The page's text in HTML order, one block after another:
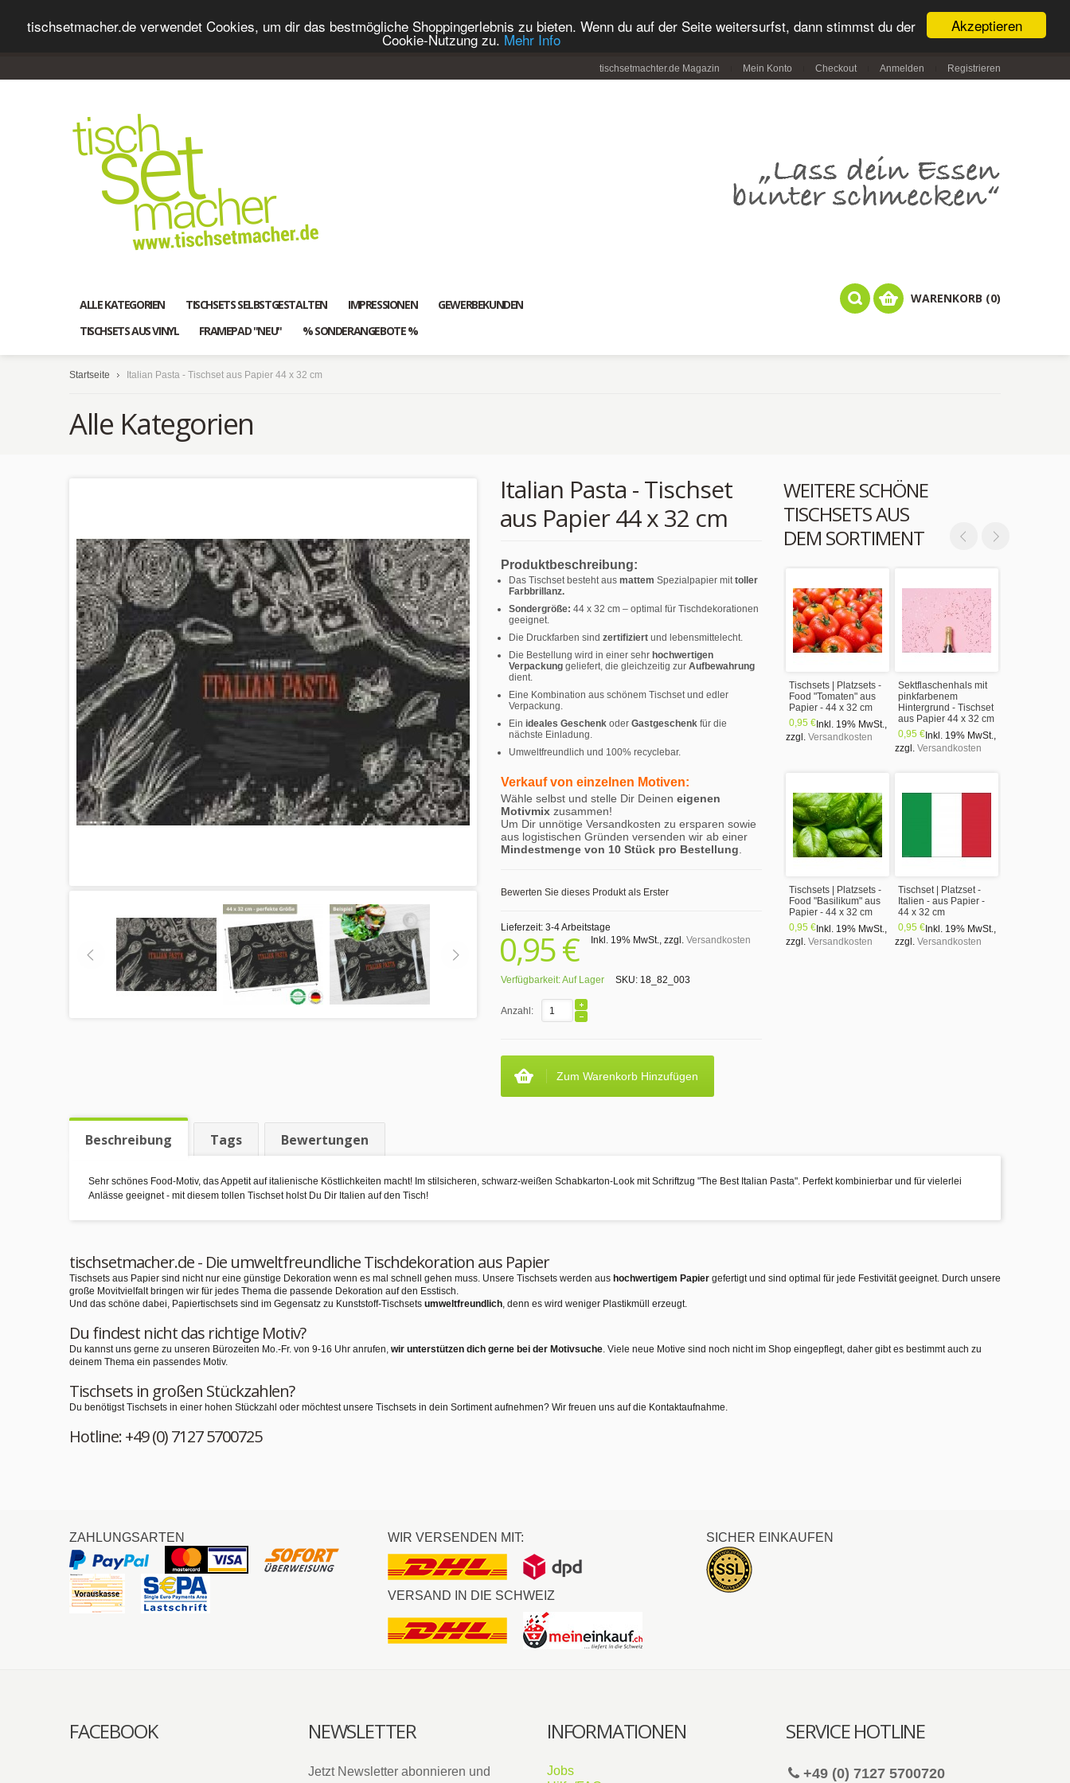
Akzeptieren
tischsetmacher.de verwendet Cookies, um dir das bestmögliche Shoppingerlebnis zu bieten. Wenn du auf der Seite weitersurfst, dann stimmst du der
Cookie-Nutzung zu. Mehr Info
tischsetmachter.de Magazin Mein Konto Checkout Anmelden Registrieren
ALLE KATEGORIEN TISCHSETS SELBSTGESTALTEN IMPRESSIONEN
GEWERBEKUNDEN
TISCHSETS AUS VINYL
FRAMEPAD "NEU" % SONDERANGEBOTE %
WARENKORB (0)
Startseite Italian Pasta - Tischset aus Papier 44 x 32 cm
Alle Kategorien
WEITERE SCHÖNE
TISCHSETS AUS
DEM SORTIMENT
Tischsets | Platzsets -
Food "Tomaten" aus
Papier - 44 x 32 cm
0,95 € Inkl. 19% MwSt.,
zzgl. Versandkosten
Sektflaschenhals mit
pinkfarbenem
Hintergrund - Tischset
aus Papier 44 x 32 cm
0,95 € Inkl. 19% MwSt.,
zzgl. Versandkosten
Tischsets | Platzsets -
Food "Basilikum" aus
Papier - 44 x 32 cm
0,95 € Inkl. 19% MwSt.,
zzgl. Versandkosten
Tischset | Platzset -
Italien - aus Papier -
44 x 32 cm
0,95 € Inkl. 19% MwSt.,
zzgl. Versandkosten
Italian Pasta - Tischset
aus Papier 44 x 32 cm
Produktbeschreibung:
Das Tischset besteht aus mattem Spezialpapier mittoller
Farbbrillanz.
Sondergröße: 44 x 32 cm – optimal für Tischdekorationen
geeignet.
Die Druckfarben sind zertifiziert und lebensmittelecht.
Die Bestellung wird in einer sehr hochwertigen
Verpackung geliefert, die gleichzeitig zur Aufbewahrung
dient.
Eine Kombination aus schönem Tischset und edler
Verpackung.
Ein ideales Geschenk oder Gastgeschenk für die
nächste Einladung.
Umweltfreundlich und 100% recyclebar.
Verkauf von einzelnen Motiven:
Wähle selbst und stelle Dir Deinen eigenen
Motivmix zusammen!
Um Dir unnötige Versandkosten zu ersparen sowie
aus logistischen Gründen versenden wir ab einer
Mindestmenge von 10 Stück pro Bestellung
Bewerten Sie dieses Produkt als Erster
Lieferzeit: 3-4 Arbeitstage
0,95 € Inkl. 19% MwSt., zzgl. Versandkosten
Verfügbarkeit:Auf Lager SKU: 18_82_003
Anzahl:
Zum Warenkorb Hinzufügen
Beschreibung Tags Bewertungen
Sehr schönes Food-Motiv, das Appetit auf italienische Köstlichkeiten macht! Im stilsicheren, schwarz-weißen Schabkarton-Look mit Schriftzug "The Best Italian Pasta". Perfekt kombinierbar und für vielerlei
Anlässe geeignet - mit diesem tollen Tischset holst Du Dir Italien auf den Tisch!
tischsetmacher.de - Die umweltfreundliche Tischdekoration aus Papier
Tischsets aus Papier sind nicht nur eine günstige Dekoration wenn es mal schnell gehen muss. Unsere Tischsets werden aus hochwertigem Papier gefertigt und sind optimal für jede Festivität geeignet. Durch unsere
große Movitvielfalt bringen wir für jedes Thema die passende Dekoration auf den Esstisch.
Und das schöne dabei, Papiertischsets sind im Gegensatz zu Kunststoff-Tischsets umweltfreundlich, denn es wird weniger Plastikmüll erzeugt.
Du findest nicht das richtige Motiv?
Du kannst uns gerne zu unseren Bürozeiten Mo.-Fr. von 9-16 Uhr anrufen, wir unterstützen dich gerne bei der Motivsuche. Viele neue Motive sind noch nicht im Shop eingepflegt, daher gibt es bestimmt auch zu
deinem Thema ein passendes Motiv.
Tischsets in großen Stückzahlen?
Du benötigst Tischsets in einer hohen Stückzahl oder möchtest unsere Tischsets in dein Sortiment aufnehmen? Wir freuen uns auf die Kontaktaufnahme.
Hotline: +49 (0) 7127 5700725
ZAHLUNGSARTEN WIR VERSENDEN MIT:
VERSAND IN DIE SCHWEIZ
SICHER EINKAUFEN
FACEBOOK NEWSLETTER
Jetzt Newsletter abonnieren und
INFORMATIONEN
Jobs
SERVICE HOTLINE
+49 (0) 7127 5700720